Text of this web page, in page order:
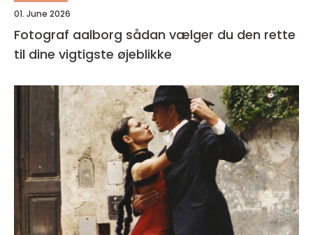
01. June 2026
Fotograf aalborg sådan vælger du den rette
til dine vigtigste øjeblikke